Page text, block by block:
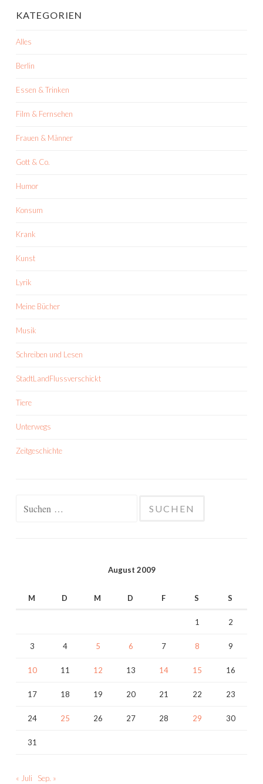
KATEGORIEN
Alles
Berlin
Essen & Trinken
Film & Fernsehen
Frauen & Männer
Gott & Co.
Humor
Konsum
Krank
Kunst
Lyrik
Meine Bücher
Musik
Schreiben und Lesen
StadtLandFlussverschickt
Tiere
Unterwegs
Zeitgeschichte
August 2009
M D M D F S S
1 2
3 4 5 6 7 8 9
10 11 12 13 14 15 16
17 18 19 20 21 22 23
24 25 26 27 28 29 30
31
« Juli Sep. »